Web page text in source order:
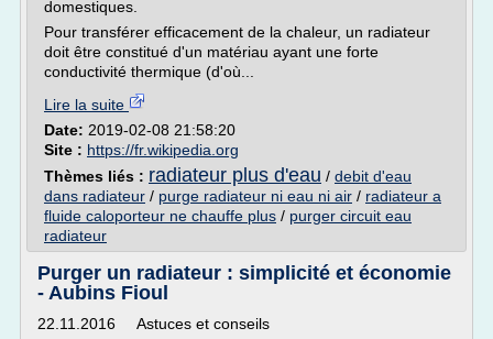
domestiques.
Pour transférer efficacement de la chaleur, un radiateur
doit être constitué d'un matériau ayant une forte
conductivité thermique (d'où...
Lire la suite
Date: 2019-02-08 21:58:20
Site : https://fr.wikipedia.org
Thèmes liés : radiateur plus d'eau / debit d'eau
dans radiateur / purge radiateur ni eau ni air / radiateur a
fluide caloporteur ne chauffe plus / purger circuit eau
radiateur
Purger un radiateur : simplicité et économie
- Aubins Fioul
22.11.2016 Astuces et conseils